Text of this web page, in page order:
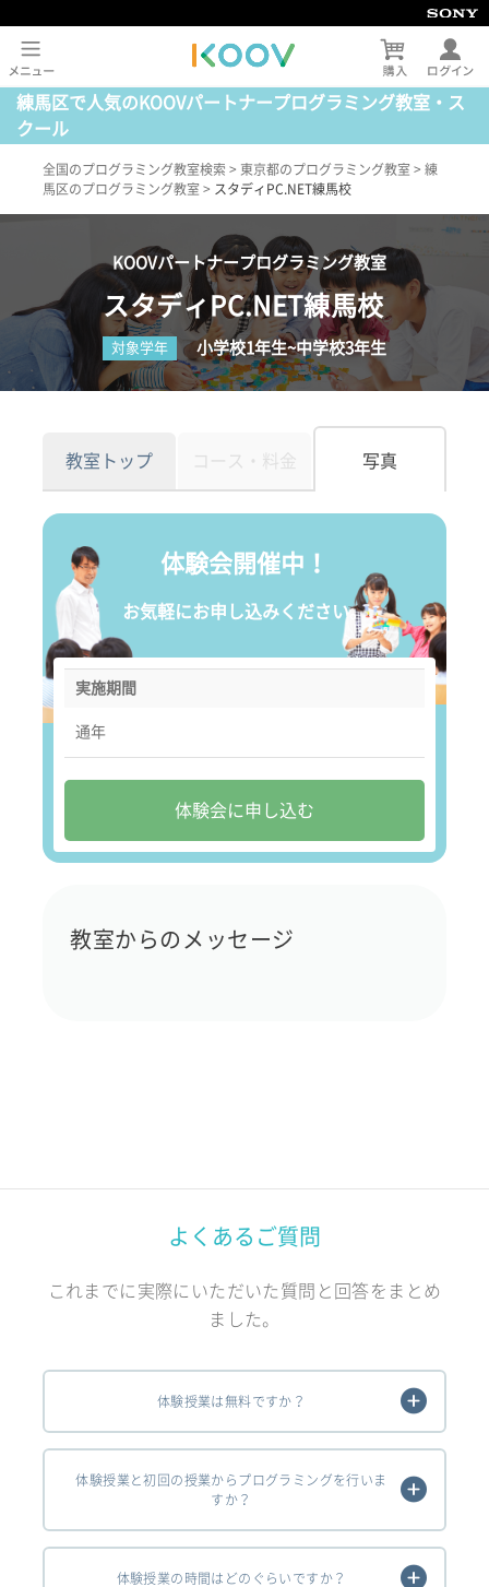
練馬区で人気のKOOVパートナープログラミング教室・ス
クール
全国のプログラミング教室検索 > 東京都のプログラミング教室 > 練
馬区のプログラミング教室 > スタディPC.NET練馬校
KOOVパートナープログラミング教室
スタディPC.NET練馬校
対象学年 小学校1年生~中学校3年生
教室トップ コース・料金 写真
体験会開催中！
お気軽にお申し込みください。
実施期間
通年
体験会に申し込む
教室からのメッセージ
よくあるご質問
これまでに実際にいただいた質問と回答をまとめ
ました。
体験授業は無料ですか？
体験授業と初回の授業からプログラミングを行いま
すか？
体験授業の時間はどのぐらいですか？